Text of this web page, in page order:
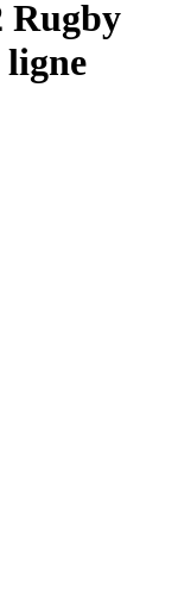
Rugby
ligne